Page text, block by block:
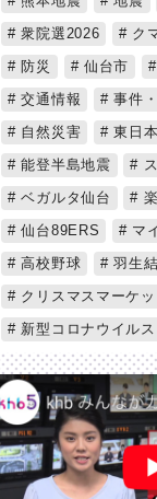
衆院選2026
ク
防災
仙台市
交通情報
事件
自然災害
東日
能登半島地震
ベガルタ仙台
仙台89ERS
マ
高校野球
羽生
クリスマスマーケッ
新型コロナウイルス